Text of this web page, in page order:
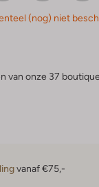
(nog) niet
van onze 37
vanaf €75,-